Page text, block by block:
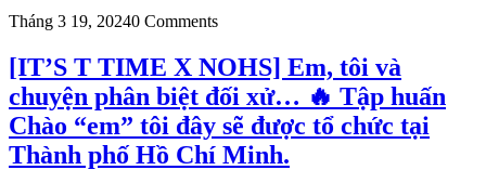
Tháng 3 19, 20240 Comments
[IT’S T TIME X NOHS] Em, tôi và
chuyện phân biệt đối xử… 🔥 Tập huấn
Chào “em” tôi đây sẽ được tổ chức tại
Thành phố Hồ Chí Minh.